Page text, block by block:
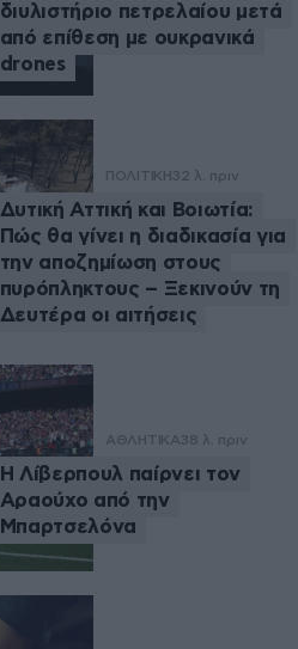
διυλιστήριο πετρελαίου μετά
από επίθεση με ουκρανικά
drones
ΠΟΛΙΤΙΚΗ32 λ. πριν
Δυτική Αττική και Βοιωτία:
Πώς θα γίνει η διαδικασία για
την αποζημίωση στους
πυρόπληκτους – Ξεκινούν τη
Δευτέρα οι αιτήσεις
ΑΘΛΗΤΙΚΑ38 λ. πριν
Η Λίβερπουλ παίρνει τον
Αραούχο από την
Μπαρτσελόνα